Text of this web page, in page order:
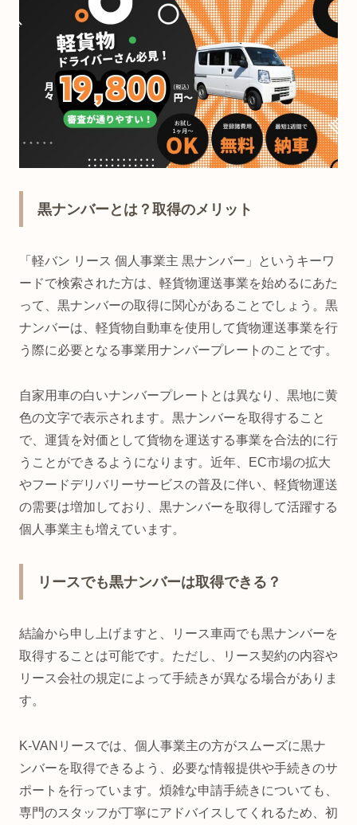
黒ナンバーとは？取得のメリット
「軽バン リース 個人事業主 黒ナンバー」というキーワ
ードで検索された方は、軽貨物運送事業を始めるにあた
って、黒ナンバーの取得に関心があることでしょう。黒
ナンバーは、軽貨物自動車を使用して貨物運送事業を行
う際に必要となる事業用ナンバープレートのことです。
自家用車の白いナンバープレートとは異なり、黒地に黄
色の文字で表示されます。黒ナンバーを取得すること
で、運賃を対価として貨物を運送する事業を合法的に行
うことができるようになります。近年、EC市場の拡大
やフードデリバリーサービスの普及に伴い、軽貨物運送
の需要は増加しており、黒ナンバーを取得して活躍する
個人事業主も増えています。
リースでも黒ナンバーは取得できる？
結論から申し上げますと、リース車両でも黒ナンバーを
取得することは可能です。ただし、リース契約の内容や
リース会社の規定によって手続きが異なる場合がありま
す。
K-VANリースでは、個人事業主の方がスムーズに黒ナ
ンバーを取得できるよう、必要な情報提供や手続きのサ
ポートを行っています。煩雑な申請手続きについても、
専門のスタッフが丁寧にアドバイスしてくれるため、初